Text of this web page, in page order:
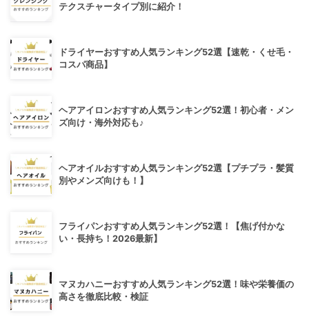
テクスチャータイプ別に紹介！
ドライヤーおすすめ人気ランキング52選【速乾・くせ毛・
コスパ商品】
ヘアアイロンおすすめ人気ランキング52選！初心者・メン
ズ向け・海外対応も♪
ヘアオイルおすすめ人気ランキング52選【プチプラ・髪質
別やメンズ向けも！】
フライパンおすすめ人気ランキング52選！【焦げ付かな
い・長持ち！2026最新】
マヌカハニーおすすめ人気ランキング52選！味や栄養価の
高さを徹底比較・検証